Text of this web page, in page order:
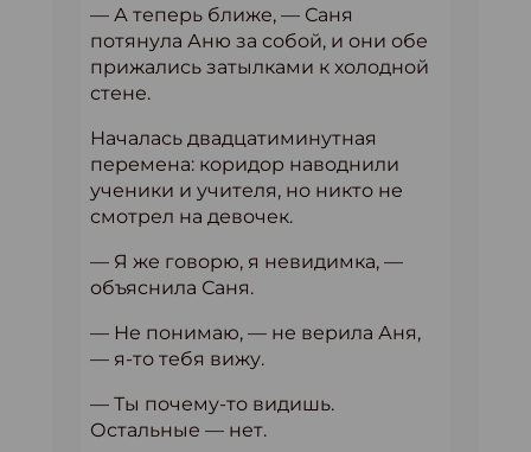
— А теперь ближе, — Саня
потянула Аню за собой, и они обе
прижались затылками к холодной
стене.
Началась двадцатиминутная
перемена: коридор наводнили
ученики и учителя, но никто не
смотрел на девочек.
— Я же говорю, я невидимка, —
объяснила Саня.
— Не понимаю, — не верила Аня,
— я-то тебя вижу.
— Ты почему-то видишь.
Остальные — нет.